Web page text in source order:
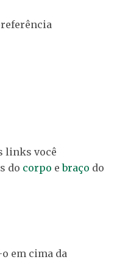
links você
do corpo ebraço do
em cima da